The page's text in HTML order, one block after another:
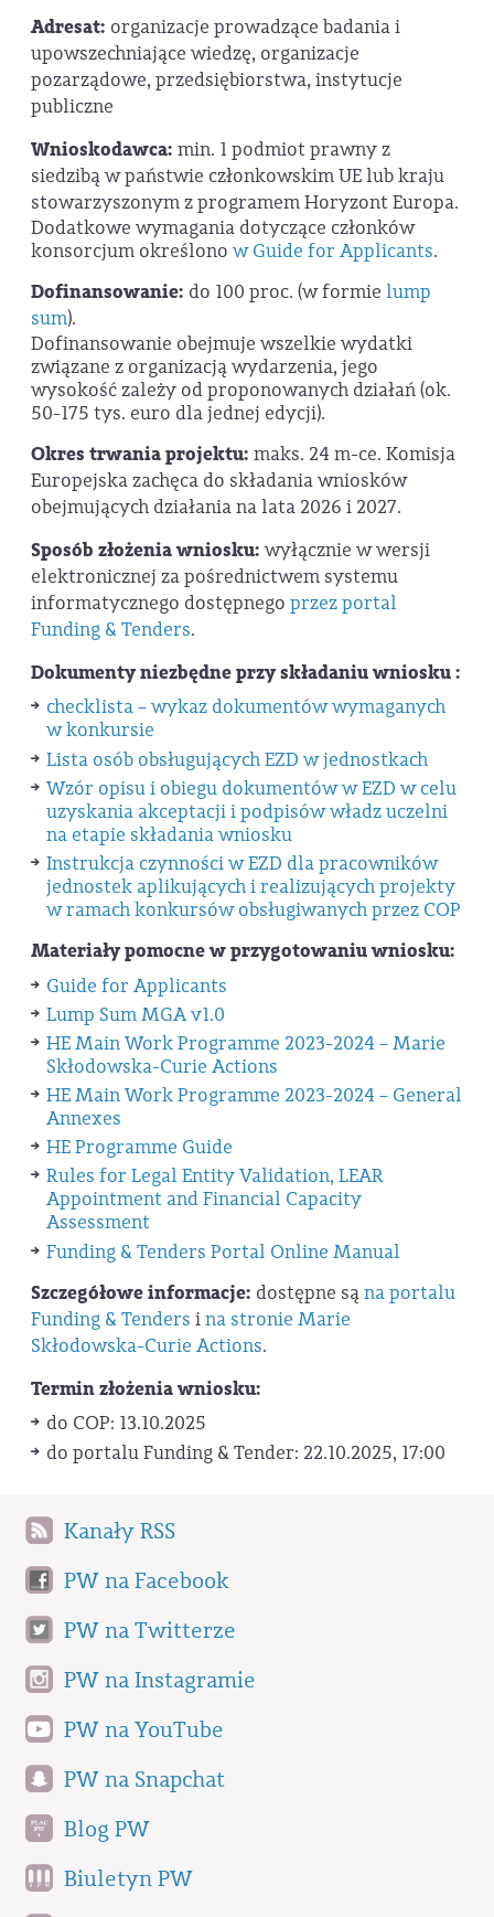
Adresat: organizacje prowadzące badania i
upowszechniające wiedzę, organizacje
pozarządowe, przedsiębiorstwa, instytucje
publiczne
Wnioskodawca: min. 1 podmiot prawny z
siedzibą w państwie członkowskim UE lub kraju
stowarzyszonym z programem Horyzont Europa.
Dodatkowe wymagania dotyczące członków
konsorcjum określono w Guide for Applicants.
Dofinansowanie: do 100 proc. (w formie lump
sum).
Dofinansowanie obejmuje wszelkie wydatki
związane z organizacją wydarzenia, jego
wysokość zależy od proponowanych działań (ok.
50-175 tys. euro dla jednej edycji).
Okres trwania projektu: maks. 24 m-ce. Komisja
Europejska zachęca do składania wniosków
obejmujących działania na lata 2026 i 2027.
Sposób złożenia wniosku: wyłącznie w wersji
elektronicznej za pośrednictwem systemu
informatycznego dostępnego przez portal
Funding & Tenders.
Dokumenty niezbędne przy składaniu wniosku :
checklista – wykaz dokumentów wymaganych
w konkursie
Lista osób obsługujących EZD w jednostkach
Wzór opisu i obiegu dokumentów w EZD w celu
uzyskania akceptacji i podpisów władz uczelni
na etapie składania wniosku
Instrukcja czynności w EZD dla pracowników
jednostek aplikujących i realizujących projekty
w ramach konkursów obsługiwanych przez COP
Materiały pomocne w przygotowaniu wniosku:
Guide for Applicants
Lump Sum MGA v1.0
HE Main Work Programme 2023-2024 – Marie
Skłodowska-Curie Actions
HE Main Work Programme 2023-2024 – General
Annexes
HE Programme Guide
Rules for Legal Entity Validation, LEAR
Appointment and Financial Capacity
Assessment
Funding & Tenders Portal Online Manual
Szczegółowe informacje: dostępne sąna portalu
Funding & Tenders ina stronie Marie
Skłodowska-Curie Actions.
Termin złożenia wniosku:
do COP: 13.10.2025
do portalu Funding & Tender: 22.10.2025, 17:00
Kanały RSS
PW na Facebook
PW na Twitterze
PW na Instagramie
PW na YouTube
PW na Snapchat
Blog PW
Biuletyn PW